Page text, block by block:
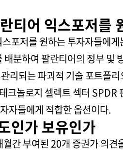
티어 익스포저를
포저를 원하는 투자자들에
분하여 팔란티어의 정부 및
리되는 파괴적 기술 포트폴
크놀로지 셀렉트 섹터 SPDR
자들에게 적합한 옵션이다.
인가 보유인가
간 부여된 20개 증권가 의